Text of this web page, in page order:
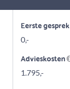
Eerste gesprek
0,-
Advieskosten
1.795,-